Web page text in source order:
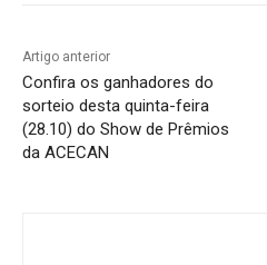
Artigo anterior
Confira os ganhadores do
sorteio desta quinta-feira
(28.10) do Show de Prêmios
da ACECAN